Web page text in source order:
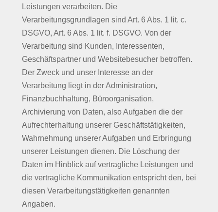
Leistungen verarbeiten. Die
Verarbeitungsgrundlagen sind Art. 6 Abs. 1 lit. c.
DSGVO, Art. 6 Abs. 1 lit. f. DSGVO. Von der
Verarbeitung sind Kunden, Interessenten,
Geschäftspartner und Websitebesucher betroffen.
Der Zweck und unser Interesse an der
Verarbeitung liegt in der Administration,
Finanzbuchhaltung, Büroorganisation,
Archivierung von Daten, also Aufgaben die der
Aufrechterhaltung unserer Geschäftstätigkeiten,
Wahrnehmung unserer Aufgaben und Erbringung
unserer Leistungen dienen. Die Löschung der
Daten im Hinblick auf vertragliche Leistungen und
die vertragliche Kommunikation entspricht den, bei
diesen Verarbeitungstätigkeiten genannten
Angaben.